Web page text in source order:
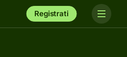
Registrati